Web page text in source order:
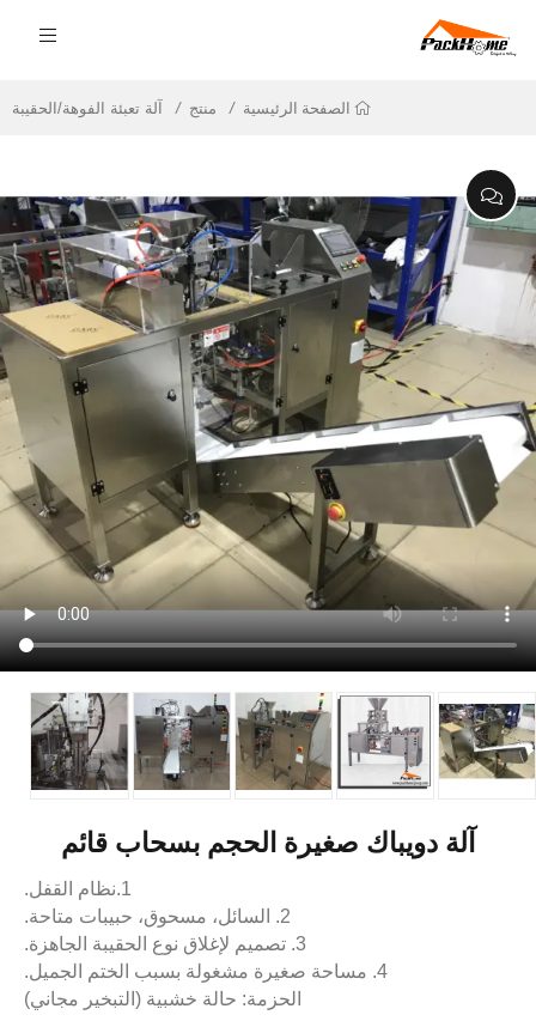
الصفحة الرئيسية منتج آلة تعبئة الفوهة/الحقيبة
آلة دويباك صغيرة الحجم بسحاب قائم
1.نظام القفل.
2. السائل، مسحوق، حبيبات متاحة.
3. تصميم لإغلاق نوع الحقيبة الجاهزة.
4. مساحة صغيرة مشغولة بسبب الختم الجميل.
الحزمة: حالة خشبية (التبخير مجاني)